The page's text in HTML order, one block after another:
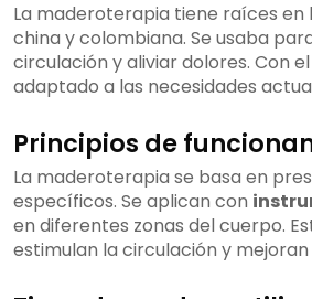
La maderoterapia tiene raíces
china y colombiana. Se usaba
circulación y aliviar dolores. Con
adaptado a las necesidades
Principios de
La maderoterapia se basa en
específicos. Se aplican con
en diferentes zonas del cuerpo.
estimulan la circulación y mejoran